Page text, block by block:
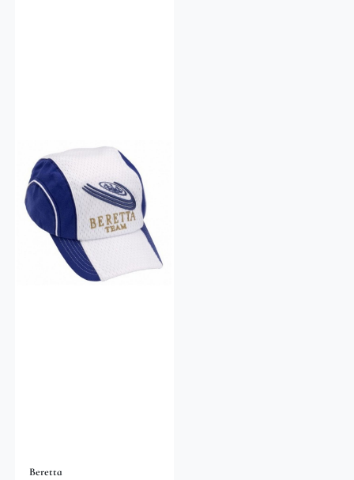
Beretta